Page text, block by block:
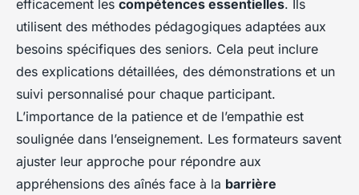
efficacement les compétences essentielles. Ils
utilisent des méthodes pédagogiques adaptées aux
besoins spécifiques des seniors. Cela peut inclure
des explications détaillées, des démonstrations et un
suivi personnalisé pour chaque participant.
L’importance de la patience et de l’empathie est
soulignée dans l’enseignement. Les formateurs savent
ajuster leur approche pour répondre aux
appréhensions des aînés face à la barrière